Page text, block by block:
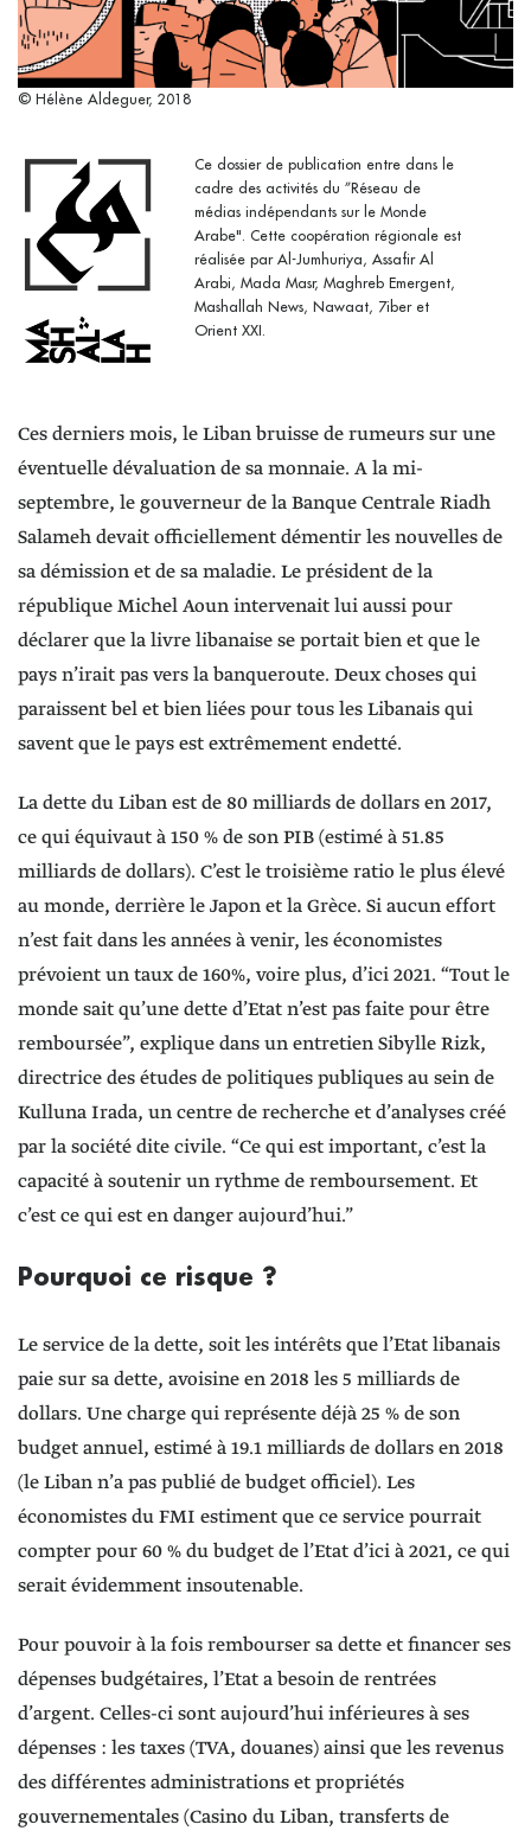
© Hélène Aldeguer, 2018
Ce dossier de publication entre dans le
cadre des activités du ”Réseau de
médias indépendants sur le Monde
Arabe". Cette coopération régionale est
réalisée par Al-Jumhuriya, Assafir Al
Arabi, Mada Masr, Maghreb Emergent,
Mashallah News, Nawaat, 7iber et
Orient XXI.
Ces derniers mois, le Liban bruisse de rumeurs sur une
éventuelle dévaluation de sa monnaie. A la mi-
septembre, le gouverneur de la Banque Centrale Riadh
Salameh devait officiellement démentir les nouvelles de
sa démission et de sa maladie. Le président de la
république Michel Aoun intervenait lui aussi pour
déclarer que la livre libanaise se portait bien et que le
pays n’irait pas vers la banqueroute. Deux choses qui
paraissent bel et bien liées pour tous les Libanais qui
savent que le pays est extrêmement endetté.
La dette du Liban est de 80 milliards de dollars en 2017,
ce qui équivaut à 150 % de son PIB (estimé à 51.85
milliards de dollars). C’est le troisième ratio le plus élevé
au monde, derrière le Japon et la Grèce. Si aucun effort
n’est fait dans les années à venir, les économistes
prévoient un taux de 160%, voire plus, d’ici 2021. “Tout le
monde sait qu’une dette d’Etat n’est pas faite pour être
remboursée”, explique dans un entretien Sibylle Rizk,
directrice des études de politiques publiques au sein de
Kulluna Irada, un centre de recherche et d’analyses créé
par la société dite civile. “Ce qui est important, c’est la
capacité à soutenir un rythme de remboursement. Et
c’est ce qui est en danger aujourd’hui.”
Pourquoi ce risque ?
Le service de la dette, soit les intérêts que l’Etat libanais
paie sur sa dette, avoisine en 2018 les 5 milliards de
dollars. Une charge qui représente déjà 25 % de son
budget annuel, estimé à 19.1 milliards de dollars en 2018
(le Liban n’a pas publié de budget officiel). Les
économistes du FMI estiment que ce service pourrait
compter pour 60 % du budget de l’Etat d’ici à 2021, ce qui
serait évidemment insoutenable.
Pour pouvoir à la fois rembourser sa dette et financer ses
dépenses budgétaires, l’Etat a besoin de rentrées
d’argent. Celles-ci sont aujourd’hui inférieures à ses
dépenses : les taxes (TVA, douanes) ainsi que les revenus
des différentes administrations et propriétés
gouvernementales (Casino du Liban, transferts de